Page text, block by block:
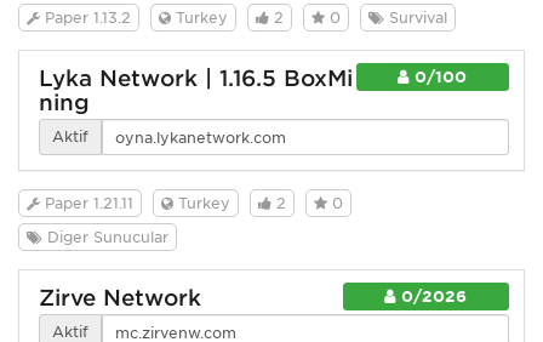
Paper 1.13.2 Turkey 2 0 Survival
0/100
Lyka Network | 1.16.5 BoxMi
ning
Aktif
Paper 1.21.11 Turkey 2
0
Diğer Sunucular
0/2026
Zirve Network
Aktif